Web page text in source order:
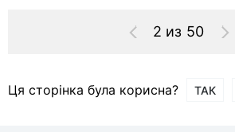
2 из 50
Ця сторінка була корисна? ТАК